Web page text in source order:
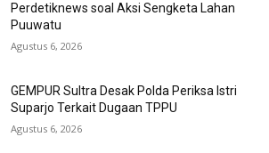
Perdetiknews soal Aksi Sengketa Lahan
Puuwatu
Agustus 6, 2026
GEMPUR Sultra Desak Polda Periksa Istri
Suparjo Terkait Dugaan TPPU
Agustus 6, 2026